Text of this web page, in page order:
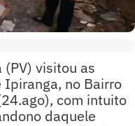
(PV) visitou as
Ipiranga, no Bairro
com intuito
daquele